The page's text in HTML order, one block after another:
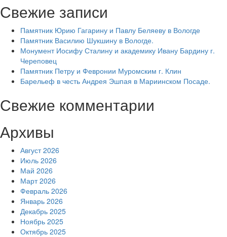
Свежие записи
Памятник Юрию Гагарину и Павлу Беляеву в Вологде
Памятник Василию Шукшину в Вологде.
Монумент Иосифу Сталину и академику Ивану Бардину г.
Череповец
Памятник Петру и Февронии Муромским г. Клин
Барельеф в честь Андрея Эшпая в Мариинском Посаде.
Свежие комментарии
Архивы
Август 2026
Июль 2026
Май 2026
Март 2026
Февраль 2026
Январь 2026
Декабрь 2025
Ноябрь 2025
Октябрь 2025